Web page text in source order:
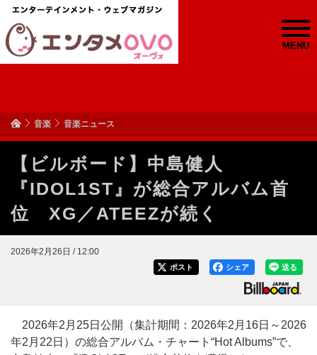
MENU
音楽 音楽ニュース
【ビルボード】中島健人
『IDOL1ST』が総合アルバム首
位 XG／ATEEZが続く
2026年2月26日 / 12:00
送る
シェア
ポスト
2026年2月25日公開（集計期間：2026年2月16日～2026
年2月22日）の総合アルバム・チャート“Hot Albums”で、